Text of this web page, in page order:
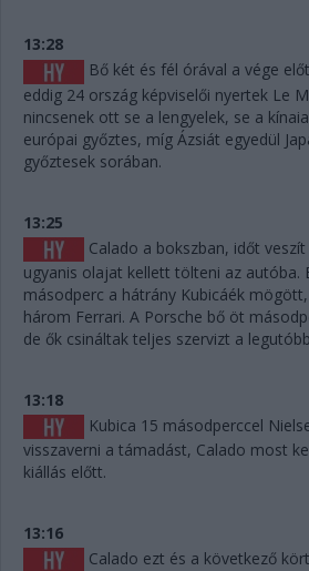
13:28
Bő két és fél órával a vége
eddig 24 ország képviselői nyertek Le
nincsenek ott se a lengyelek, se a
európai győztes, míg Ázsiát egyedül
győztesek sorában.
13:25
Calado a bokszban, időt
ugyanis olajat kellett tölteni az autóba.
másodperc a hátrány Kubicáék
három Ferrari. A Porsche bő öt
de ők csináltak teljes szervizt a
13:18
Kubica 15 másodperccel
visszaverni a támadást, Calado most
kiállás előtt.
13:16
Calado ezt és a következő